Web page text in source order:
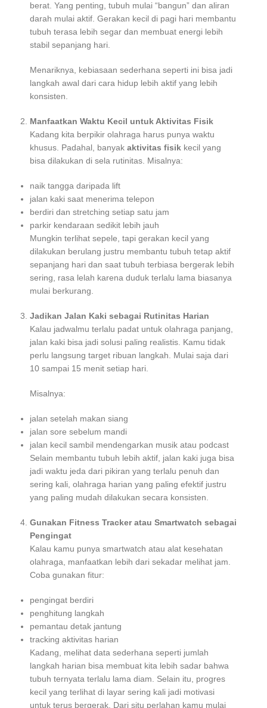
berat. Yang penting, tubuh mulai “bangun” dan aliran
darah mulai aktif. Gerakan kecil di pagi hari membantu
tubuh terasa lebih segar dan membuat energi lebih
stabil sepanjang hari.
Menariknya, kebiasaan sederhana seperti ini bisa jadi
langkah awal dari cara hidup lebih aktif yang lebih
konsisten.
Manfaatkan Waktu Kecil untuk Aktivitas Fisik
Kadang kita berpikir olahraga harus punya waktu
khusus. Padahal, banyak aktivitas fisik kecil yang
bisa dilakukan di sela rutinitas. Misalnya:
naik tangga daripada lift
jalan kaki saat menerima telepon
berdiri dan stretching setiap satu jam
parkir kendaraan sedikit lebih jauh
Mungkin terlihat sepele, tapi gerakan kecil yang
dilakukan berulang justru membantu tubuh tetap aktif
sepanjang hari dan saat tubuh terbiasa bergerak lebih
sering, rasa lelah karena duduk terlalu lama biasanya
mulai berkurang.
Jadikan Jalan Kaki sebagai Rutinitas Harian
Kalau jadwalmu terlalu padat untuk olahraga panjang,
jalan kaki bisa jadi solusi paling realistis. Kamu tidak
perlu langsung target ribuan langkah. Mulai saja dari
10 sampai 15 menit setiap hari.
Misalnya:
jalan setelah makan siang
jalan sore sebelum mandi
jalan kecil sambil mendengarkan musik atau podcast
Selain membantu tubuh lebih aktif, jalan kaki juga bisa
jadi waktu jeda dari pikiran yang terlalu penuh dan
sering kali, olahraga harian yang paling efektif justru
yang paling mudah dilakukan secara konsisten.
Gunakan Fitness Tracker atau Smartwatch sebagai
Pengingat
Kalau kamu punya smartwatch atau alat kesehatan
olahraga, manfaatkan lebih dari sekadar melihat jam.
Coba gunakan fitur:
pengingat berdiri
penghitung langkah
pemantau detak jantung
tracking aktivitas harian
Kadang, melihat data sederhana seperti jumlah
langkah harian bisa membuat kita lebih sadar bahwa
tubuh ternyata terlalu lama diam. Selain itu, progres
kecil yang terlihat di layar sering kali jadi motivasi
untuk terus bergerak. Dari situ perlahan kamu mulai